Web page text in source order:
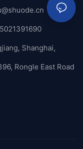
Shanghai,
Rongle East Road